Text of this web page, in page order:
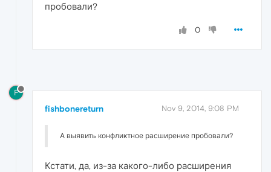
пробовали?
0
F
fishbonereturn Nov 9, 2014, 9:08 PM
А выявить конфликтное расширение пробовали?
Кстати, да, из-за какого-либо расширения